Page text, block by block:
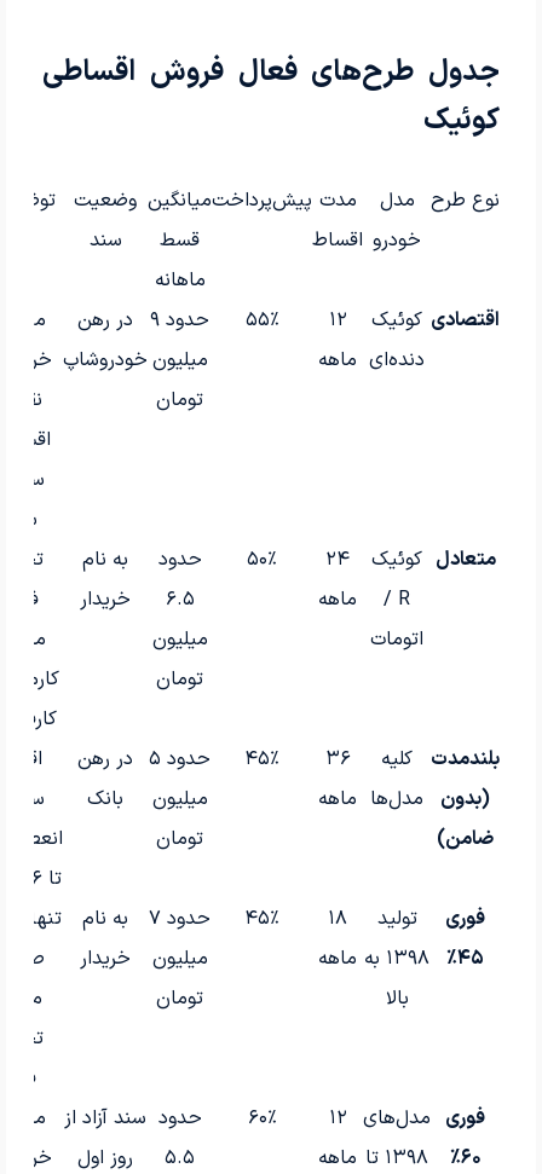
جدول طرح‌های فعال فروش اقساطی
کوئیک
نوع طرح مدل
خودرو
مدت
اقساط
پیش‌پرداختمیانگین
قسط
ماهانه
وضعیت
سند
اقتصادی کوئیک
دنده‌ای
۱۲
ماهه
۵۵٪
حدود ۹
میلیون
تومان
در رهن
خودرو‌شاپ
متعادل کوئیک
R /
اتومات
۲۴
ماهه
۵۰٪
حدود
۶.۵
میلیون
تومان
به نام
خریدار
بلندمدت
(بدون
ضامن)
کلیه
مدل‌ها
۳۶
ماهه
۴۵٪
حدود ۵
میلیون
تومان
در رهن
بانک
سبک
تا ۳۶ ماهه
فوری
۴۵٪
تولید
۱۳۹۸ به
بالا
۱۸
ماهه
۴۵٪
حدود ۷
میلیون
تومان
به نام
خریدار
تنها
فوری
۶۰٪
مدل‌های
۱۳۹۸ تا
۱۲
ماهه
۶۰٪
حدود
۵.۵
سند آزاد از
روز اول